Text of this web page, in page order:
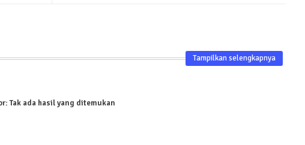
Tampilkan selengkapnya
Tak ada hasil yang ditemukan